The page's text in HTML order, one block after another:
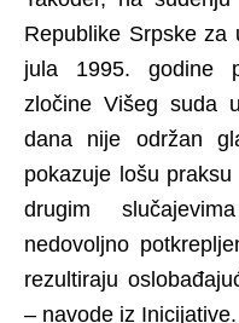
Republike Srpske za
jula 1995. godine
zločine Višeg suda
dana nije održan
pokazuje lošu
drugim
nedovoljno
rezultiraju
– navode iz Inicijative.